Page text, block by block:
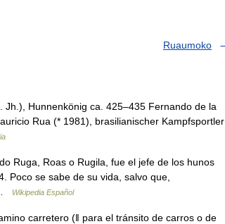
Ruaumoko
Hunnenkönig ca. 425–435 Fernando de la
Rua (* 1981), brasilianischer Kampfsportler
Ruga, Roas o Rugila, fue el jefe de los hunos
Poco se sabe de su vida, salvo que,
Wikipedia Español
carretero (ǁ para el tránsito de carros o de